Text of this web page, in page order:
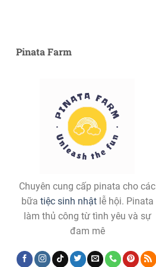
Pinata Farm
Chuyên cung cấp pinata cho các
bữa tiệc sinh nhậtlễ hội. Pinata
làm thủ công từ tình yêu và sự
đam mê